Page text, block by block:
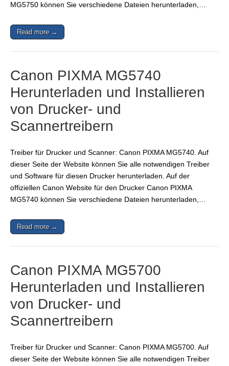
MG5750 können Sie verschiedene Dateien herunterladen,…
Read more →
Canon PIXMA MG5740
Herunterladen und Installieren
von Drucker- und
Scannertreibern
Treiber für Drucker und Scanner: Canon PIXMA MG5740. Auf
dieser Seite der Website können Sie alle notwendigen Treiber
und Software für diesen Drucker herunterladen. Auf der
offiziellen Canon Website für den Drucker Canon PIXMA
MG5740 können Sie verschiedene Dateien herunterladen,…
Read more →
Canon PIXMA MG5700
Herunterladen und Installieren
von Drucker- und
Scannertreibern
Treiber für Drucker und Scanner: Canon PIXMA MG5700. Auf
dieser Seite der Website können Sie alle notwendigen Treiber